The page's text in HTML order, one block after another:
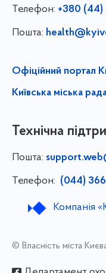
Телефон: +380
Пошта:
Офіційний портал
Київська міська
Технічна
Пошта:
Телефон: (044)
Компанія
© Власність міста